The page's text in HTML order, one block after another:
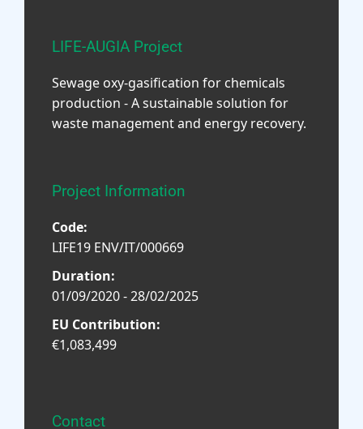
LIFE-AUGIA Project
Sewage oxy-gasification for chemicals
production - A sustainable solution for
waste management and energy recovery.
Project Information
Code:
LIFE19 ENV/IT/000669
Duration:
01/09/2020 - 28/02/2025
EU Contribution:
€1,083,499
Contact